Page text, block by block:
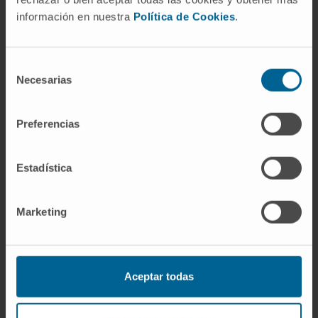
información en nuestra Política de Cookies.
Necesarias
Preferencias
Estadística
Marketing
Aceptar todas
De las tres mayores, sí. Su contribución (3-5 %
parótida (alrededor del 25 %). Pero las
más exiguas, del orden del 1 % o menos en
Laránula
de los conductos de la glándula sublingual. Se
translúcida, de coloración azulada, que puede
dificultar la deglución y el habla. El nombre